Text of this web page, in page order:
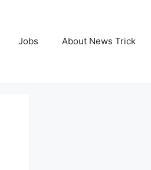
Jobs About News Trick